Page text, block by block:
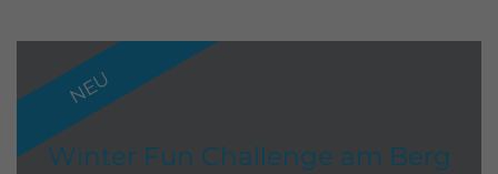
NEU
Winter Fun Challenge am Berg